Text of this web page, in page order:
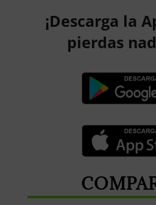
¡Descarga la
pierdas